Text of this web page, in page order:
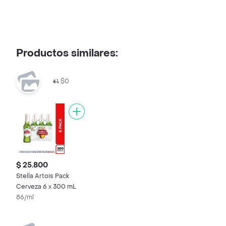
Productos similares:
$0
$ 25.800
Stella Artois Pack
Cerveza 6 x 300 mL
86/ml